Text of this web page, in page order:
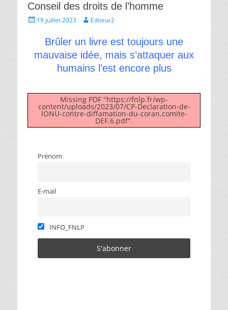
Conseil des droits de l’homme
Écrit19 juillet 2023 AuteurEditeur2
Brûler un livre est toujours une
mauvaise idée, mais s’attaquer aux
humains l’est encore plus
Missing PDF "https://fnlp.fr/wp-
content/uploads/2023/07/CP-Declaration-de-
lONU-contre-diffamation-du-coran.comite-
DEF.6.pdf".
Prénom
E-mail
INFO_FNLP